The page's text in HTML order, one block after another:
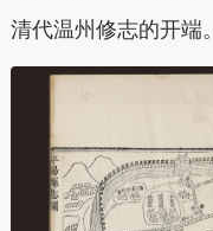
清代温州修志的开端。